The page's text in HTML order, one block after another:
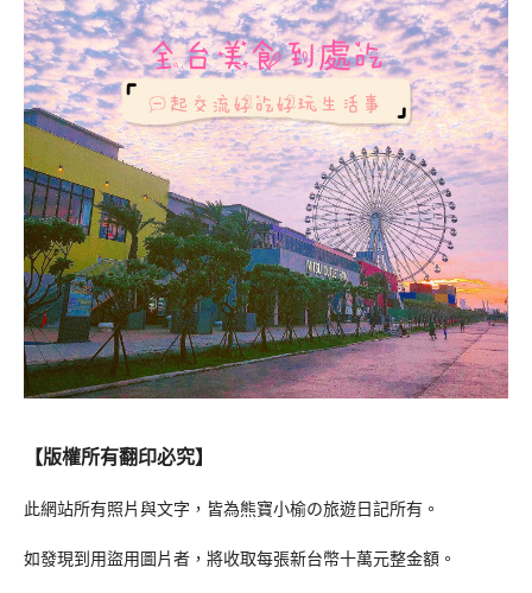
【版權所有翻印必究】
此網站所有照片與文字，皆為熊寶小榆の旅遊日記所有。
如發現到用盜用圖片者，將收取每張新台幣十萬元整金額。